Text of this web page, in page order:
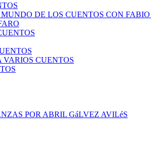
DE LOS CUENTOS CON
VARIOS CUENTOS
POR ABRIL GáLVEZ AVILéS